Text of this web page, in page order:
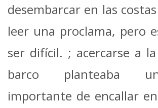
desembarcar en las
leer una proclama, pero
ser difícil. ; acercarse a
barco planteaba
importante de encallar